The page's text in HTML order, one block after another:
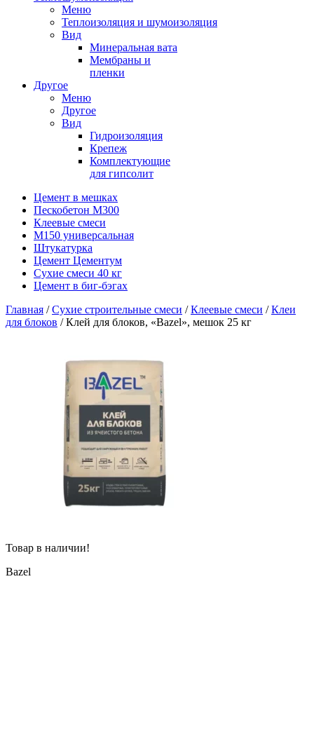
Меню
Теплоизоляция и шумоизоляция
Вид
Минеральная вата
Мембраны и
пленки
Другое
Меню
Другое
Вид
Гидроизоляция
Крепеж
Комплектующие
для гипсолит
Цемент в мешках
Пескобетон М300
Клеевые смеси
М150 универсальная
Штукатурка
Цемент Цементум
Сухие смеси 40 кг
Цемент в биг-бэгах
Главная /Сухие строительные смеси /Клеевые смеси /Клеи
для блоков / Клей для блоков, «Bazel», мешок 25 кг
Товар в наличии!
Bazel